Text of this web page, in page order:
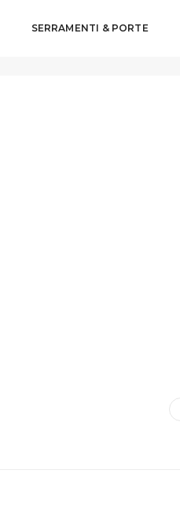
SERRAMENTI & PORTE